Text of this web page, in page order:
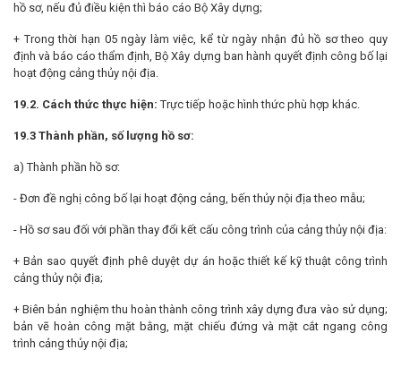
hồ sơ, nếu đủ điều kiện thì báo cáo Bộ Xây dựng;
+ Trong thời hạn 05 ngày làm việc, kể từ ngày nhận đủ hồ sơ theo quy
định và báo cáo thẩm định, Bộ Xây dựng ban hành quyết định công bố lại
hoạt động cảng thủy nội địa.
19.2. Cách thức thực hiện:Trực tiếp hoặc hình thức phù hợp khác.
19.3 Thành phần, số lượng hồ sơ:
a) Thành phần hồ sơ:
- Đơn đề nghị công bố lại hoạt động cảng, bến thủy nội địa theo mẫu;
- Hồ sơ sau đối với phần thay đổi kết cấu công trình của cảng thủy nội địa:
+ Bản sao quyết định phê duyệt dự án hoặc thiết kế kỹ thuật công trình
cảng thủy nội địa;
+ Biên bản nghiệm thu hoàn thành công trình xây dựng đưa vào sử dụng;
bản vẽ hoàn công mặt bằng, mặt chiếu đứng và mặt cắt ngang công
trình cảng thủy nội địa;